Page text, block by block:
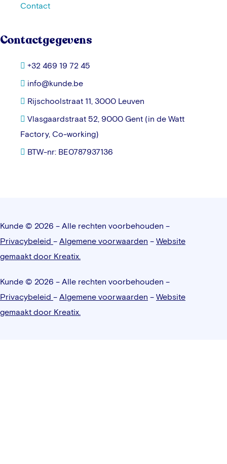
Contact
Contactgegevens
+32 469 19 72 45
info@kunde.be
Rijschoolstraat 11, 3000 Leuven
Vlasgaardstraat 52, 9000 Gent (in de Watt
Factory, Co-working)
BTW-nr: BE0787937136
Kunde © 2026 – Alle rechten voorbehouden –
Privacybeleid – Algemene voorwaarden – Website
gemaakt door Kreatix.
Kunde © 2026 – Alle rechten voorbehouden –
Privacybeleid – Algemene voorwaarden – Website
gemaakt door Kreatix.